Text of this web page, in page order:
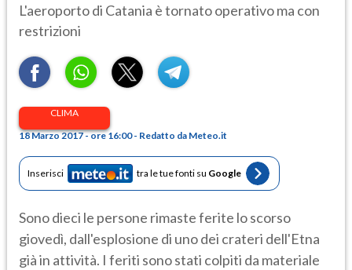
L'aeroporto di Catania è tornato operativo ma con
restrizioni
CLIMA
18 Marzo 2017 - ore 16:00 - Redatto da Meteo.it
Inserisci tra le tue fonti su Google
Sono dieci le persone rimaste ferite lo scorso
giovedì, dall'esplosione di uno dei crateri dell'Etna
già in attività. I feriti sono stati colpiti da materiale